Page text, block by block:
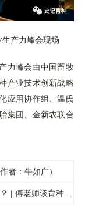
生产力峰会现场
力峰会由中国畜牧
产业技术创新战略
应用协作组、温氏
集团、金新农联合
者：牛如广）